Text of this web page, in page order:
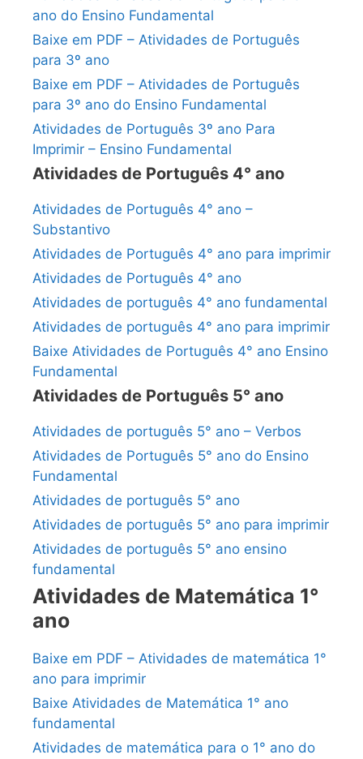
ano do Ensino Fundamental
Baixe em PDF – Atividades de Português
para 3º ano
Baixe em PDF – Atividades de Português
para 3º ano do Ensino Fundamental
Atividades de Português 3º ano Para
Imprimir – Ensino Fundamental
Atividades de Português 4° ano
Atividades de Português 4° ano –
Substantivo
Atividades de Português 4° ano para imprimir
Atividades de Português 4° ano
Atividades de português 4° ano fundamental
Atividades de português 4° ano para imprimir
Baixe Atividades de Português 4° ano Ensino
Fundamental
Atividades de Português 5° ano
Atividades de português 5° ano – Verbos
Atividades de Português 5° ano do Ensino
Fundamental
Atividades de português 5° ano
Atividades de português 5° ano para imprimir
Atividades de português 5° ano ensino
fundamental
Atividades de Matemática 1°
ano
Baixe em PDF – Atividades de matemática 1°
ano para imprimir
Baixe Atividades de Matemática 1° ano
fundamental
Atividades de matemática para o 1° ano do